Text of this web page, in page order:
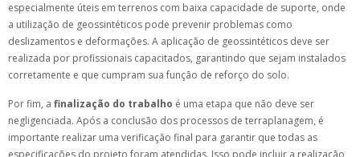
especialmente úteis em terrenos com baixa capacidade de suporte, onde
a utilização de geossintéticos pode prevenir problemas como
deslizamentos e deformações. A aplicação de geossintéticos deve ser
realizada por profissionais capacitados, garantindo que sejam instalados
corretamente e que cumpram sua função de reforço do solo.
Por fim, a finalização do trabalho é uma etapa que não deve ser
negligenciada. Após a conclusão dos processos de terraplanagem, é
importante realizar uma verificação final para garantir que todas as